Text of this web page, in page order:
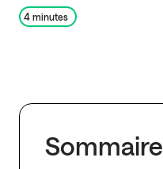
4 minutes
Sommaire